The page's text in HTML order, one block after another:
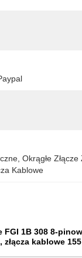
Okrągłe
Kablowe
FGI 1B 308 8-
kablowe